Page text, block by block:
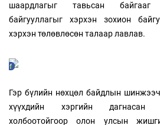
шаардлагыг тавьсан байгааг
байгууллагыг хэрхэн зохион
хэрхэн төлөвлөсөн талаар лавлав.
Гэр бүлийн нөхцөл байдлын
хүүхдийн хэргийн дагнасан
холбоотойгоор олон улсын